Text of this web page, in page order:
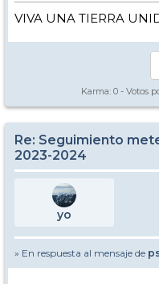
VIVA UNA TIERRA
Karma: 0 - Votos
Re: Seguimiento
2023-2024
yo
» En respuesta al mensaje de